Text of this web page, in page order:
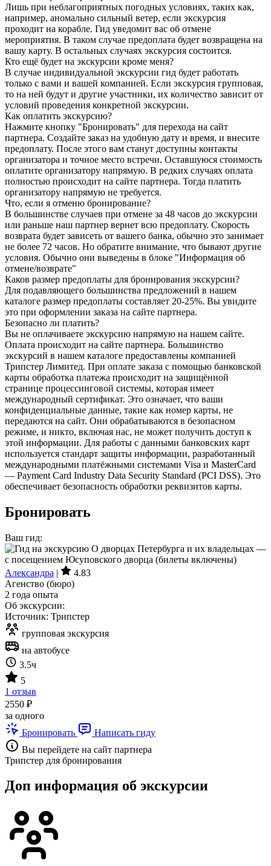
Лишь при неблагоприятных погодных условиях, таких как,
например, аномально сильный ветер, если экскурсия
проходит на корабле. Гид уведомит вас об отмене
мероприятия. В таком случае предоплата будет возвращена на
вашу карту. В остальных случаях экскурсия состоится.
Кто ещё будет на экскурсии кроме меня?
В случае индивидуальной экскурсии гид будет работать
только с вами и вашей компанией. Если экскурсия групповая,
то на ней будут и другие участники, их количество зависит от
условий проведения конкретной экскурсии.
Как оплатить экскурсию?
Нажмите кнопку "Бронировать" для перехода на сайт
партнера. Создайте заказ на удобную дату и время, и внесите
предоплату. После этого вам станут доступны контакты
организатора и точное место встречи. Оставшуюся стоимость
оплатите организатору напрямую. В редких случаях оплата
полностью происходит на сайте партнера. Тогда платить
организатору напрямую не требуется.
Что, если я отменю бронирование?
В большинстве случаев при отмене за 48 часов до экскурсии
или раньше наш партнер вернет всю предоплату. Скорость
возврата будет зависеть от вашего банка, обычно это занимает
не более 72 часов. Но обратите внимание, что бывают другие
условия. Обычно они выведены в блоке "Информация об
отмене/возврате"
Каков размер предоплаты для бронирования экскурсии?
Для подавляющего большинства предложений в нашем
каталоге размер предоплаты составляет 20-25%. Вы увидите
это при оформлении заказа на сайте партнера.
Безопасно ли платить?
Вы не оплачиваете экскурсию напрямую на нашем сайте.
Оплата происходит на сайте партнера. Большинство
экскурсий в нашем каталоге предоставлены компанией
Трипстер Лимитед. При оплате заказа с помощью банковской
карты обработка платежа происходит на защищённой
странице процессинговой системы, которая имеет
международный сертификат. Это означает, что ваши
конфиденциальные данные, такие как номер карты, не
передаются на сайт. Они обрабатываются в безопасном
режиме, и никто, включая нас, не может получить доступ к
этой информации. Для работы с данными банковских карт
используется стандарт защиты информации, разработанный
международными платёжными системами Visa и MasterCard
— Payment Card Industry Data Security Standard (PCI DSS). Это
обеспечивает безопасность обработки реквизитов карты.
Бронировать
Ваш гид:
Александра |
4.83
Агенство (бюро)
2 года опыта
Об экскурсии:
Источник: Трипстер
групповая экскурсия
на автобусе
3.5ч
5
1 отзыв
2550 ₽
за одного
Бронировать
Написать гиду
Вы перейдете на сайт партнера
Трипстер для бронирования
Доп информация об экскурсии